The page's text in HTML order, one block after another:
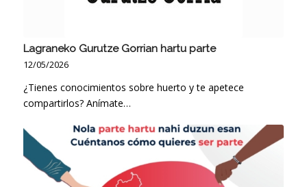
Lagraneko Gurutze Gorrian hartu parte
12/05/2026
¿Tienes conocimientos sobre huerto y te apetece
compartirlos? Anímate…